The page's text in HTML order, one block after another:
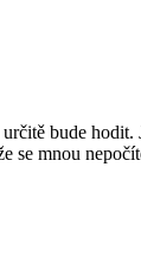
bude hodit.
se mnou